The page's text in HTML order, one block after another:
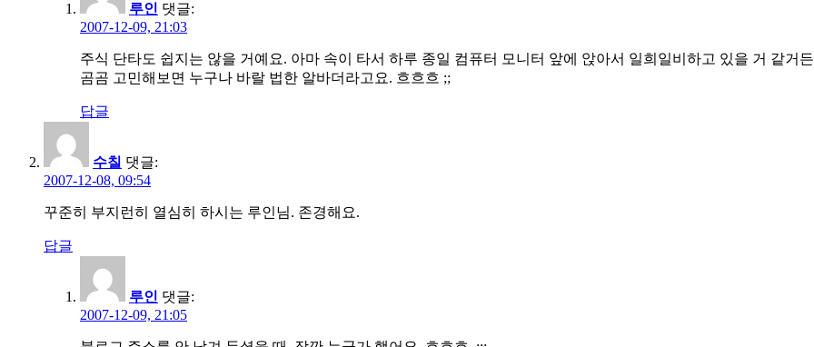
루인 댓글:
2007-12-09, 21:03
주식 단타도 쉽지는 않을 거예요. 아마 속이 타서 하루 종일 컴퓨터 모니터 앞에 앉아서 일희일비하고 있을 거 같거
곰곰 고민해보면 누구나 바랄 법한 알바더라고요. 흐흐흐 ;;
답글
수칠 댓글:
2007-12-08, 09:54
꾸준히 부지런히 열심히 하시는 루인님. 존경해요.
답글
루인 댓글:
2007-12-09, 21:05